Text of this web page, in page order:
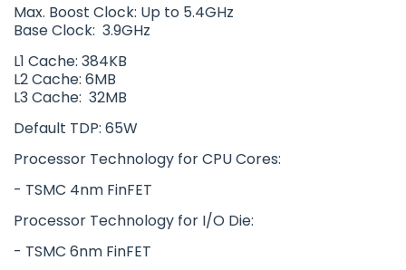
Max. Boost Clock: Up to 5.4GHz
Base Clock: 3.9GHz
L1 Cache: 384KB
L2 Cache: 6MB
L3 Cache: 32MB
Default TDP: 65W
Processor Technology for CPU Cores:
- TSMC 4nm FinFET
Processor Technology for I/O Die:
- TSMC 6nm FinFET